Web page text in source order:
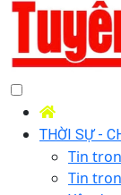
THỜI SỰ -
Tin
Tin